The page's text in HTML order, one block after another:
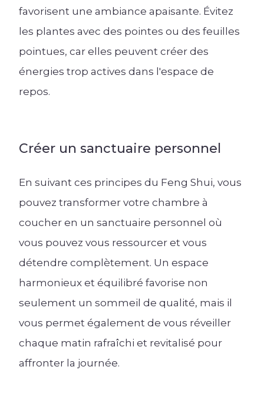
favorisent une ambiance apaisante. Évitez
les plantes avec des pointes ou des feuilles
pointues, car elles peuvent créer des
énergies trop actives dans l'espace de
repos.
Créer un sanctuaire personnel
En suivant ces principes du Feng Shui, vous
pouvez transformer votre chambre à
coucher en un sanctuaire personnel où
vous pouvez vous ressourcer et vous
détendre complètement. Un espace
harmonieux et équilibré favorise non
seulement un sommeil de qualité, mais il
vous permet également de vous réveiller
chaque matin rafraîchi et revitalisé pour
affronter la journée.